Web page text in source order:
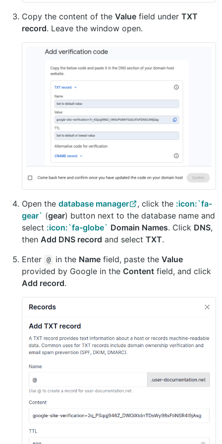
Copy the content of the Value field under TXT
record. Leave the window open.
Open the database manager , click the :icon:`fa-
gear` (gear) button next to the database name and
select :icon:`fa-globe` Domain Names. Click DNS,
then Add DNS record and select TXT.
Enter
@ in the Namefield, paste the Value
provided by Google in the Content field, and click
Add record.